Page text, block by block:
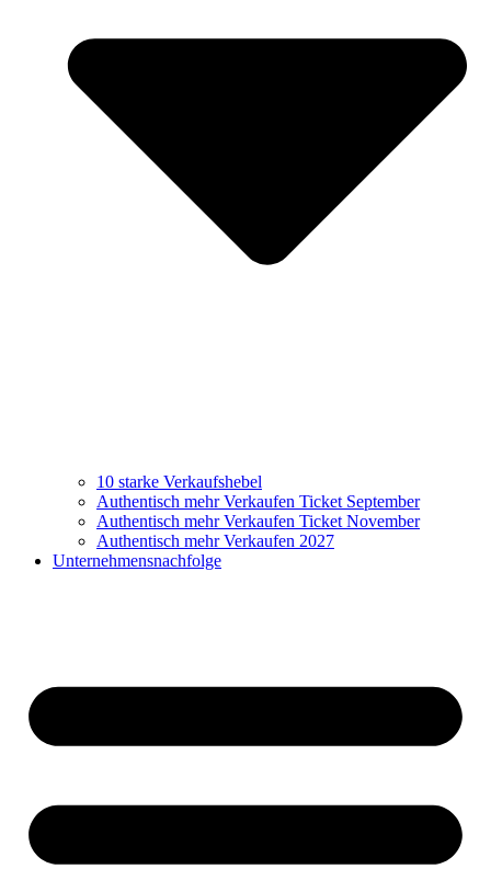
10 starke Verkaufshebel
Authentisch mehr Verkaufen Ticket September
Authentisch mehr Verkaufen Ticket November
Authentisch mehr Verkaufen 2027
Unternehmensnachfolge